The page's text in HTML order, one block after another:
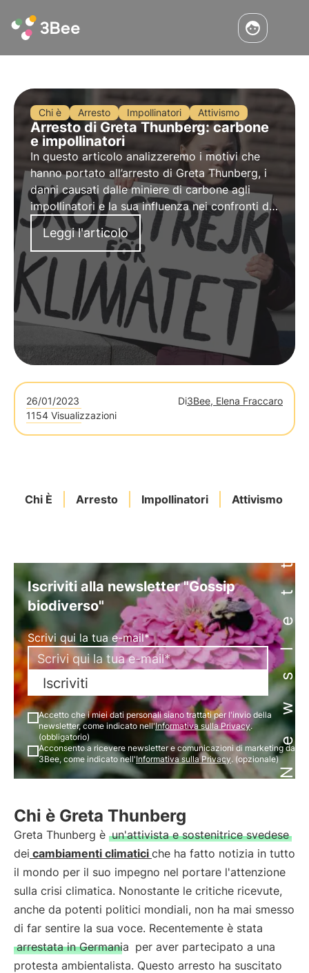
Chi è Arresto Impollinatori Attivismo
Arresto di Greta Thunberg: carbone
e impollinatori
In questo articolo analizzeremo i motivi che
hanno portato all’arresto di Greta Thunberg, i
danni causati dalleminiere di carbone agli
impollinatorie la sua influenza nei confronti del
movimento ambientalista.
Leggi l'articolo
26/01/2023 Di3Bee, Elena Fraccaro
1154 Visualizzazioni
Chi È Arresto Impollinatori AttivismoNewsletter
Iscriviti alla newsletter "Gossip
biodiverso"
Scrivi qui la tua e-mail*
Iscriviti
Accetto che i miei dati personali siano trattati per l'invio della
newsletter, come indicato nell'Informativa sulla Privacy.
(obbligatorio)
Acconsento a ricevere newsletter e comunicazioni di marketing da
3Bee, come indicato nell'Informativa sulla Privacy. (opzionale)
Chi è Greta Thunberg
Greta Thunberg è un'attivista e sostenitrice svedese
dei cambiamenti climatici che ha fatto notizia in tutto
il mondo per il suo impegno nel portare l'attenzione
sulla crisi climatica. Nonostante le critiche ricevute,
anche da potenti politici mondiali, non ha mai smesso
di far sentire la sua voce. Recentemente è stata
arrestata in Germania per aver partecipato a una
protesta ambientalista. Questo arresto ha suscitato